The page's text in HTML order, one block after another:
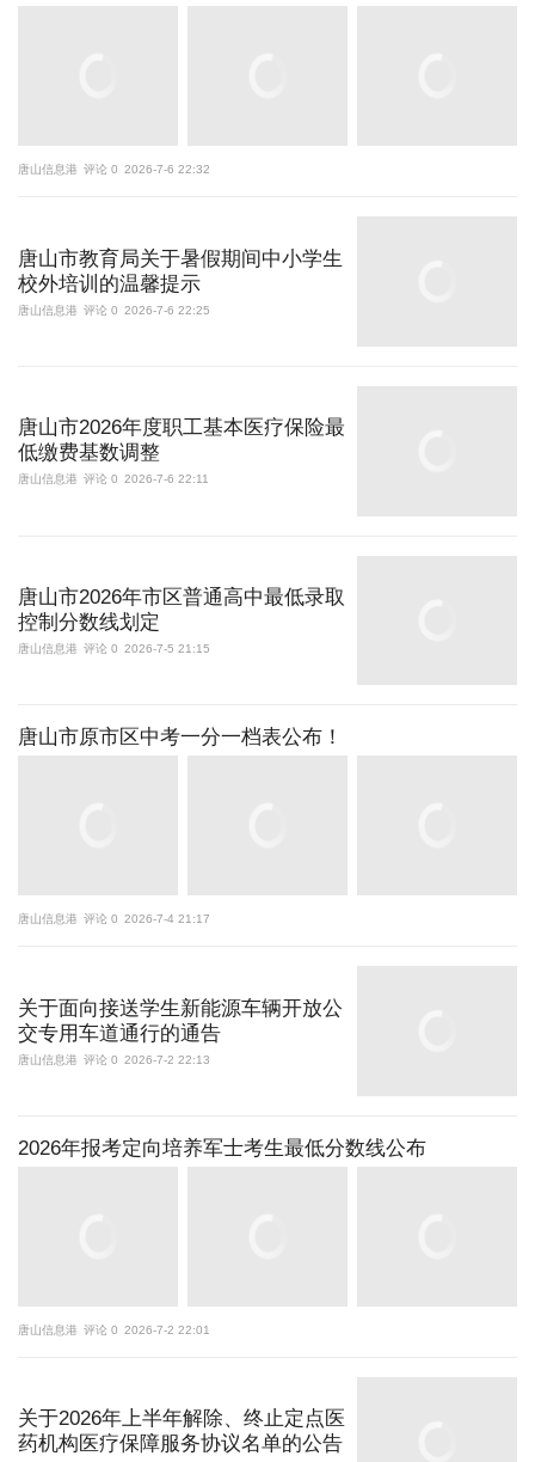
唐山信息港 评论 0 2026-7-6 22:32
唐山市教育局关于暑假期间中小学生
校外培训的温馨提示
唐山信息港 评论 0 2026-7-6 22:25
唐山市2026年度职工基本医疗保险最
低缴费基数调整
唐山信息港 评论 0 2026-7-6 22:11
唐山市2026年市区普通高中最低录取
控制分数线划定
唐山信息港 评论 0 2026-7-5 21:15
唐山市原市区中考一分一档表公布！
唐山信息港 评论 0 2026-7-4 21:17
关于面向接送学生新能源车辆开放公
交专用车道通行的通告
唐山信息港 评论 0 2026-7-2 22:13
2026年报考定向培养军士考生最低分数线公布
唐山信息港 评论 0 2026-7-2 22:01
关于2026年上半年解除、终止定点医
药机构医疗保障服务协议名单的公告